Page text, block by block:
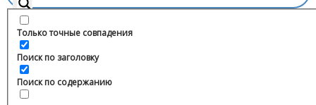
Только точные совпадения
Поиск по заголовку
Поиск по содержанию
Главная